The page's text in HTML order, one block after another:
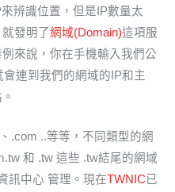
辨識位置，但是IP數量太
發明了網域(Domain)這項服
來說，你在手機輸入我們公
會連到我們的網域的IP和主
.com ..等等，不同類型的網
和 .tw 這些 .tw結尾的網域
訊中心 管理。現在TWNIC已